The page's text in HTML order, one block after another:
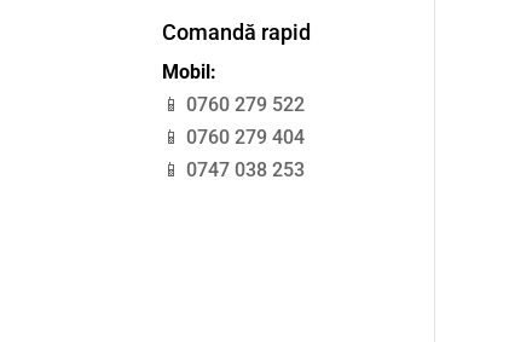
Comandă rapid
Mobil:
📱 0760 279 522
📱 0760 279 404
📱 0747 038 253